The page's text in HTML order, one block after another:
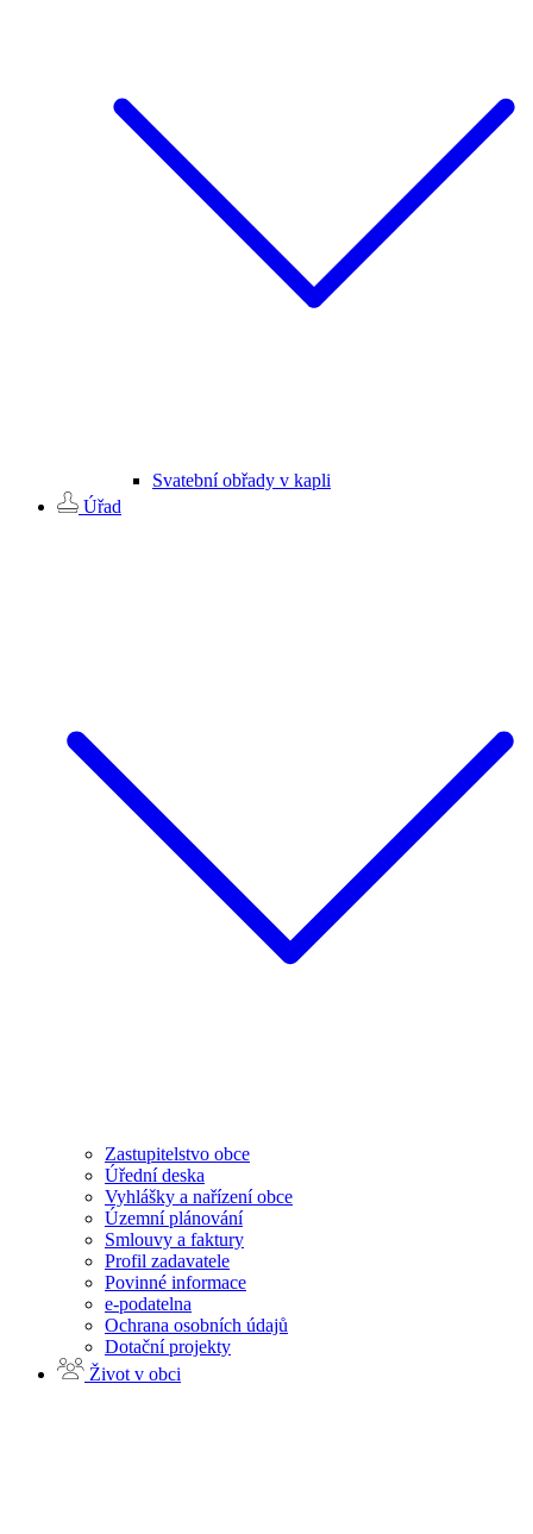
Svatební obřady v kapli
Úřad
Zastupitelstvo obce
Úřední deska
Vyhlášky a nařízení obce
Územní plánování
Smlouvy a faktury
Profil zadavatele
Povinné informace
e-podatelna
Ochrana osobních údajů
Dotační projekty
Život v obci